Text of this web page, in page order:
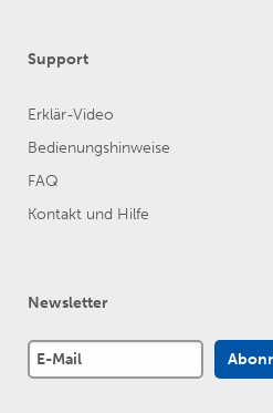
Support
Erklär-Video
Bedienungshinweise
FAQ
Kontakt und Hilfe
Newsletter